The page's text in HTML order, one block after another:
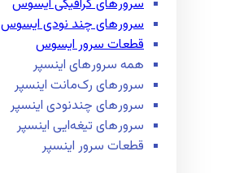
سرور‌های گرافیگی ایسوس
سرور‌های چند نودی ایسوس
قطعات سرور ایسوس
همه سرور‌های اینسپر
سرور‌های رک‌مانت اینسپر
سرور‌های چند‌نودی اینسپر
سرور‌های تیغه‌ایی اینسپر
قطعات سرور اینسپر